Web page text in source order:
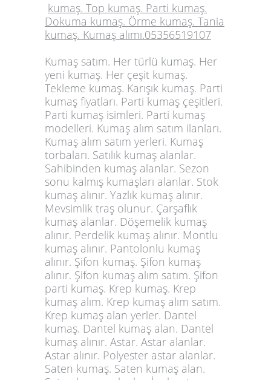
kumaş. Top kumaş. Parti kumaş.
Dokuma kumaş. Örme kumaş. Tania
kumaş. Kumaş alımı.05356519107
Kumaş satım. Her türlü kumaş. Her
yeni kumaş. Her çeşit kumaş.
Tekleme kumaş. Karışık kumaş. Parti
kumaş fiyatları. Parti kumaş çeşitleri.
Parti kumaş isimleri. Parti kumaş
modelleri. Kumaş alım satım ilanları.
Kumaş alım satım yerleri. Kumaş
torbaları. Satılık kumaş alanlar.
Sahibinden kumaş alanlar. Sezon
sonu kalmış kumaşları alanlar. Stok
kumaş alınır. Yazlık kumaş alınır.
Mevsimlik traş olunur. Çarşaflık
kumaş alanlar. Döşemelik kumaş
alınır. Perdelik kumaş alınır. Montlu
kumaş alınır. Pantolonlu kumaş
alınır. Şifon kumaş. Şifon kumaş
alınır. Şifon kumaş alım satım. Şifon
parti kumaş. Krep kumaş. Krep
kumaş alım. Krep kumaş alım satım.
Krep kumaş alan yerler. Dantel
kumaş. Dantel kumaş alan. Dantel
kumaş alınır. Astar. Astar alanlar.
Astar alınır. Polyester astar alanlar.
Saten kumaş. Saten kumaş alan.